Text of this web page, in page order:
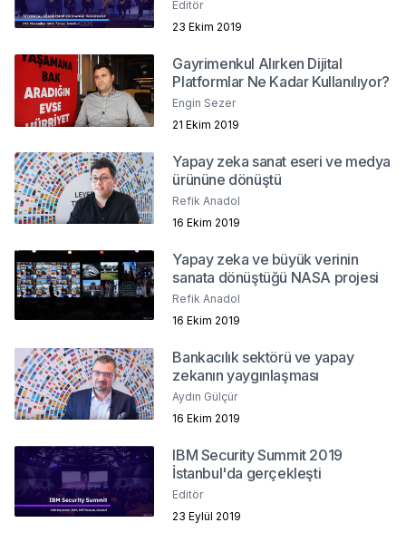
Editör
23 Ekim 2019
Gayrimenkul Alırken Dijital
Platformlar Ne Kadar Kullanılıyor?
Engin Sezer
21 Ekim 2019
Yapay zeka sanat eseri ve medya
ürününe dönüştü
Refik Anadol
16 Ekim 2019
Yapay zeka ve büyük verinin
sanata dönüştüğü NASA projesi
Refik Anadol
16 Ekim 2019
Bankacılık sektörü ve yapay
zekanın yaygınlaşması
Aydın Gülçür
16 Ekim 2019
IBM Security Summit 2019
İstanbul'da gerçekleşti
Editör
23 Eylül 2019